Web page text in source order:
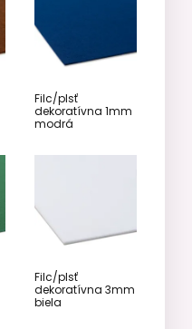
Filc/plsť
dekoratívna 1mm
modrá
Filc/plsť
dekoratívna 3mm
biela